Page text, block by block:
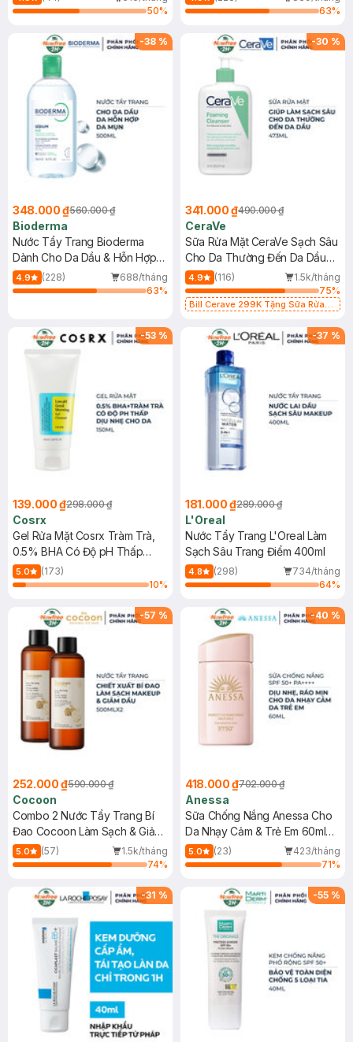
50%
63%
-38 %
348.000 ₫560.000 ₫
Bioderma
Nước Tẩy Trang Bioderma
Dành Cho Da Dầu & Hỗn Hợp
500ml
4.9 (228)
688/tháng
63%
-30 %
341.000 ₫490.000 ₫
CeraVe
Sữa Rửa Mặt CeraVe Sạch Sâu
Cho Da Thường Đến Da Dầu
473ml
4.9 (116)
1.5k/tháng
75%
Bill Cerave 299K Tặng Sữa Rửa
-53 %
139.000 ₫298.000 ₫
Cosrx
Gel Rửa Mặt Cosrx Tràm Trà,
0.5% BHA Có Độ pH Thấp
150ml
5.0
(173)
10%
-37 %
181.000 ₫289.000 ₫
L'Oreal
Nước Tẩy Trang L'Oreal Làm
Sạch Sâu Trang Điểm 400ml
4.8 (298)
734/tháng
64%
-57 %
252.000 ₫590.000 ₫
Cocoon
Combo 2 Nước Tẩy Trang Bí
Đao Cocoon Làm Sạch & Giảm
Dầu 500ml
5.0 (57)
1.5k/tháng
74%
-40 %
418.000 ₫702.000 ₫
Anessa
Sữa Chống Nắng Anessa Cho
Da Nhạy Cảm & Trẻ Em 60ml
(Mới)
5.0 (23)
423/tháng
71%
-31 % -55 %